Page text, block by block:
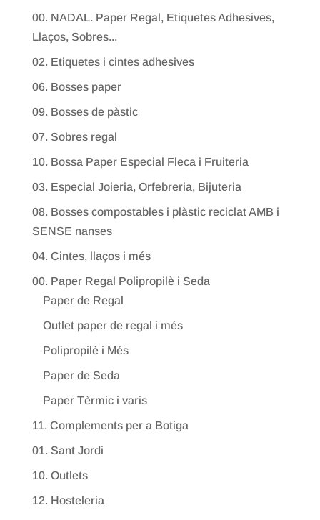
00. NADAL. Paper Regal, Etiquetes Adhesives,
Llaços, Sobres...
02. Etiquetes i cintes adhesives
06. Bosses paper
09. Bosses de pàstic
07. Sobres regal
10. Bossa Paper Especial Fleca i Fruiteria
03. Especial Joieria, Orfebreria, Bijuteria
08. Bosses compostables i plàstic reciclat AMB i
SENSE nanses
04. Cintes, llaços i més
00. Paper Regal Polipropilè i Seda
Paper de Regal
Outlet paper de regal i més
Polipropilè i Més
Paper de Seda
Paper Tèrmic i varis
11. Complements per a Botiga
01. Sant Jordi
10. Outlets
12. Hosteleria